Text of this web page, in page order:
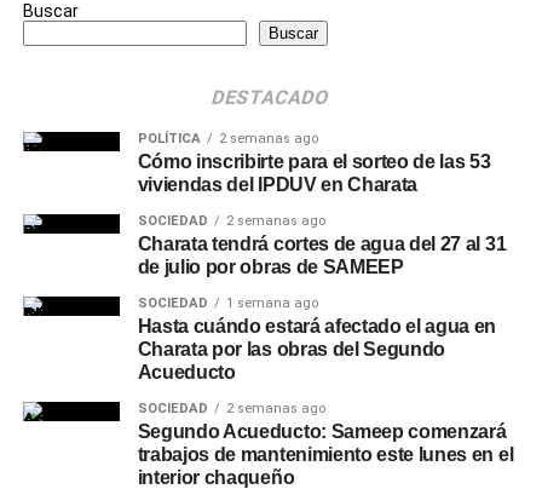
Buscar
Buscar
DESTACADO
POLÍTICA 2 semanas ago
Cómo inscribirte para el sorteo de las 53
viviendas del IPDUV en Charata
SOCIEDAD 2 semanas ago
Charata tendrá cortes de agua del 27 al 31
de julio por obras de SAMEEP
SOCIEDAD 1 semana ago
Hasta cuándo estará afectado el agua en
Charata por las obras del Segundo
Acueducto
SOCIEDAD 2 semanas ago
Segundo Acueducto: Sameep comenzará
trabajos de mantenimiento este lunes en el
interior chaqueño